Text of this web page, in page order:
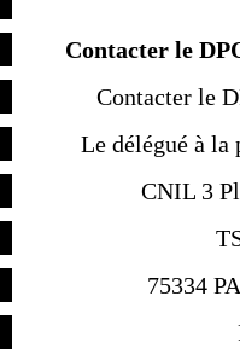
Contacter le
Contacter le
Le délégué à la
CNIL 3
75334